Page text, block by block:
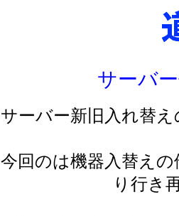
サーバ
サーバー新旧入れ替
今回のは機器入替え
り行き